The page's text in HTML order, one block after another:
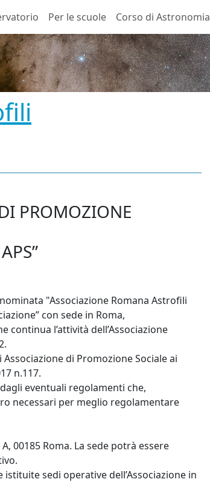
Per le scuole Corso di Astronomia
PROMOZIONE
APS”
"Associazione Romana Astrofili
con sede in Roma,
continua l’attività dell’Associazione
di Promozione Sociale ai
n.117.
eventuali regolamenti che,
necessari per meglio regolamentare
00185 Roma. La sede potrà essere
sedi operative dell’Associazione in